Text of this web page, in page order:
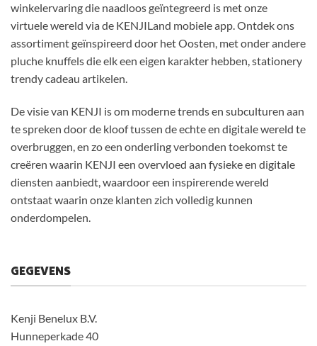
winkelervaring die naadloos geïntegreerd is met onze
virtuele wereld via de KENJILand mobiele app. Ontdek ons
assortiment geïnspireerd door het Oosten, met onder andere
pluche knuffels die elk een eigen karakter hebben, stationery
trendy cadeau artikelen.
De visie van KENJI is om moderne trends en subculturen aan
te spreken door de kloof tussen de echte en digitale wereld te
overbruggen, en zo een onderling verbonden toekomst te
creëren waarin KENJI een overvloed aan fysieke en digitale
diensten aanbiedt, waardoor een inspirerende wereld
ontstaat waarin onze klanten zich volledig kunnen
onderdompelen.
GEGEVENS
Kenji Benelux B.V.
Hunneperkade 40